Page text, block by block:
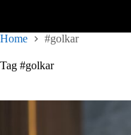
Home #golkar
Tag #golkar